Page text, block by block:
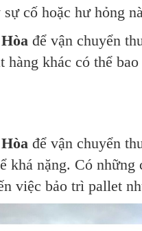
cố hoặc hư hỏng
để vận chuyển
hàng khác có thể
để vận chuyển
khá nặng. Có
việc bảo trì pallet